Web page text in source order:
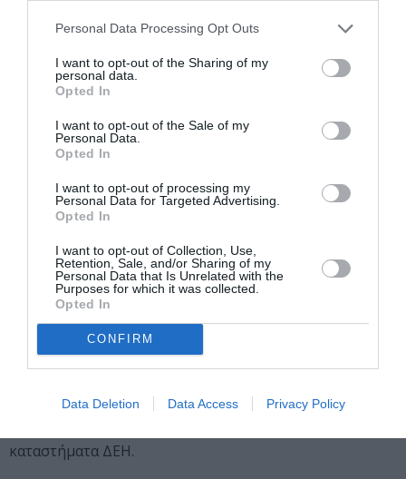
Personal Data Processing Opt Outs
I want to opt-out of the Sharing of my
personal data.
Opted In
I want to opt-out of the Sale of my
Personal Data.
Opted In
I want to opt-out of processing my
Personal Data for Targeted Advertising.
Opted In
I want to opt-out of Collection, Use,
Retention, Sale, and/or Sharing of my
Personal Data that Is Unrelated with the
Purposes for which it was collected.
Opted In
CONFIRM
Data Deletion Data Access Privacy Policy
Όλα τα προγράμματα βασίζονται σε 100% οπτική ίνα
μέχρι το σπίτι (FTTH) και προσφέρουν εγγυημένες
υπερυψηλές ταχύτητες, σταθερή απόδοση και προσιτές
Διαθεσιμότητα σε 42 περιοχές της
Ελλάδας – Συνεχής επέκταση σε νέες
περιοχές
passed) έχει περάσει το δίκτυο 100% οπτικών ινών
(FTTH) της ΔΕΗ FiberGrid, εκ των οποίων 1 εκατ. είναι
ήδη έτοιμα για άμεση σύνδεση (ready for service) σε 42
περιοχές, ενώ επεκτείνεται συνεχώς σε νέες πόλεις και
γειτονιές. Οι ενδιαφερόμενοι μπορούν να
ενημερωθούν αναλυτικά, να ελέγξουν τη διαθεσιμότητα
εύκολα τις υπηρεσίες που επιθυμούν στην ιστοσελίδα
καταστήματα ΔΕΗ.